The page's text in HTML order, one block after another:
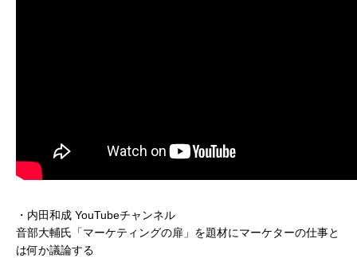
・内田和成 YouTubeチャンネル
音部大輔氏「マーケティングの扉」を題材にマーケターの仕事と
は何か議論する